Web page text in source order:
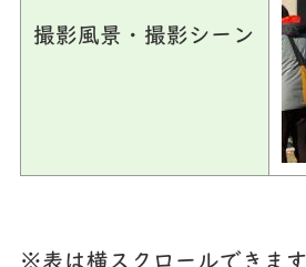
撮影風景・撮影シーン